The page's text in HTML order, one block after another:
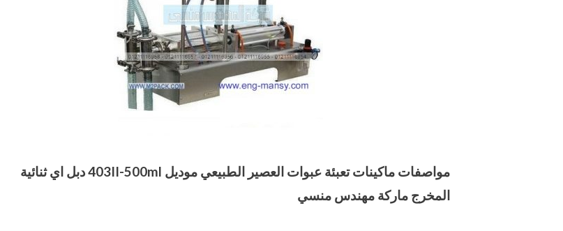
مواصفات ماكينات تعبئة عبوات العصير الطبيعي موديل 403II-500mlدبل اي ثنائية
المخرج ماركة مهندس منسي